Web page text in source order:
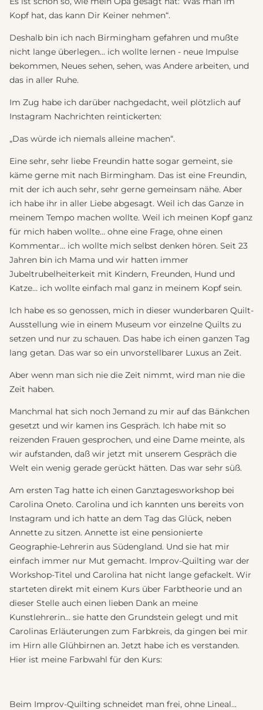
Kopf hat, das kann Dir Keiner nehmen“.
Deshalb bin ich nach Birmingham gefahren und mußte
nicht lange überlegen… ich wollte lernen - neue Impulse
bekommen, Neues sehen, sehen, was Andere arbeiten, und
das in aller Ruhe.
Im Zug habe ich darüber nachgedacht, weil plötzlich auf
Instagram Nachrichten reintickerten:
„Das würde ich niemals alleine machen“.
Eine sehr, sehr liebe Freundin hatte sogar gemeint, sie
käme gerne mit nach Birmingham. Das ist eine Freundin,
mit der ich auch sehr, sehr gerne gemeinsam nähe. Aber
ich habe ihr in aller Liebe abgesagt. Weil ich das Ganze in
meinem Tempo machen wollte. Weil ich meinen Kopf ganz
für mich haben wollte… ohne eine Frage, ohne einen
Kommentar… ich wollte mich selbst denken hören. Seit 23
Jahren bin ich Mama und wir hatten immer
Jubeltrubelheiterkeit mit Kindern, Freunden, Hund und
Katze… ich wollte einfach mal ganz in meinem Kopf sein.
Ich habe es so genossen, mich in dieser wunderbaren Quilt-
Ausstellung wie in einem Museum vor einzelne Quilts zu
setzen und nur zu schauen. Das habe ich einen ganzen Tag
lang getan. Das war so ein unvorstellbarer Luxus an Zeit.
Aber wenn man sich nie die Zeit nimmt, wird man nie die
Zeit haben.
Manchmal hat sich noch Jemand zu mir auf das Bänkchen
gesetzt und wir kamen ins Gespräch. Ich habe mit so
reizenden Frauen gesprochen, und eine Dame meinte, als
wir aufstanden, daß wir jetzt mit unserem Gespräch die
Welt ein wenig gerade gerückt hätten. Das war sehr süß.
Am ersten Tag hatte ich einen Ganztagesworkshop bei
Carolina Oneto. Carolina und ich kannten uns bereits von
Instagram und ich hatte an dem Tag das Glück, neben
Annette zu sitzen. Annette ist eine pensionierte
Geographie-Lehrerin aus Südengland. Und sie hat mir
einfach immer nur Mut gemacht. Improv-Quilting war der
Workshop-Titel und Carolina hat nicht lange gefackelt. Wir
starteten direkt mit einem Kurs über Farbtheorie und an
dieser Stelle auch einen lieben Dank an meine
Kunstlehrerin… sie hatte den Grundstein gelegt und mit
Carolinas Erläuterungen zum Farbkreis, da gingen bei mir
im Hirn alle Glühbirnen an. Jetzt habe ich es verstanden.
Hier ist meine Farbwahl für den Kurs:
Beim Improv-Quilting schneidet man frei, ohne Lineal…